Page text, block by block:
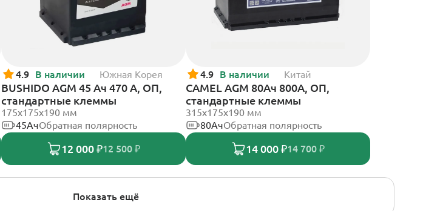
4.9 В наличии Южная Корея
BUSHIDO AGM 45 Ач 470 А, ОП,
стандартные клеммы
175x175x190 мм
45АчОбратная полярность
12 000 ₽12 500 ₽
4.9 В наличии Китай
CAMEL AGM 80Ач 800А, ОП,
стандартные клеммы
315x175x190 мм
80АчОбратная полярность
14 000 ₽14 700 ₽
Показать ещё